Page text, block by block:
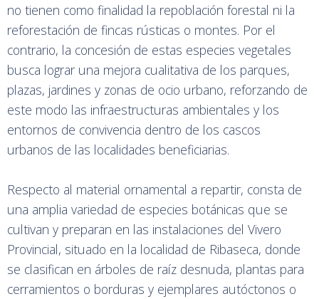
no tienen como finalidad la repoblación forestal ni la
reforestación de fincas rústicas o montes. Por el
contrario, la concesión de estas especies vegetales
busca lograr una mejora cualitativa de los parques,
plazas, jardines y zonas de ocio urbano, reforzando de
este modo las infraestructuras ambientales y los
entornos de convivencia dentro de los cascos
urbanos de las localidades beneficiarias.
Respecto al material ornamental a repartir, consta de
una amplia variedad de especies botánicas que se
cultivan y preparan en las instalaciones del Vivero
Provincial, situado en la localidad de Ribaseca, donde
se clasifican en árboles de raíz desnuda, plantas para
cerramientos o borduras y ejemplares autóctonos o